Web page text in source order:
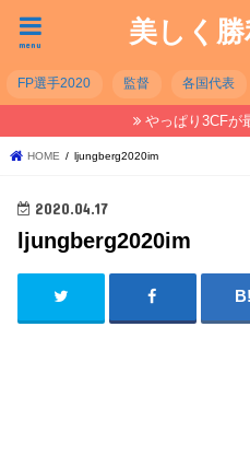
美しく勝
menu
FP選手2020 監督 各国代表
やっぱり3CFが
HOME ljungberg2020im
2020.04.17
ljungberg2020im